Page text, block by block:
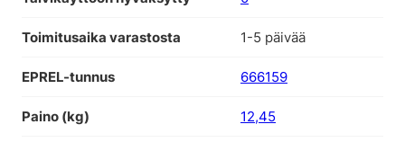
Toimitusaika varastosta 1-5 päivää
EPREL-tunnus 666159
Paino (kg) 12,45